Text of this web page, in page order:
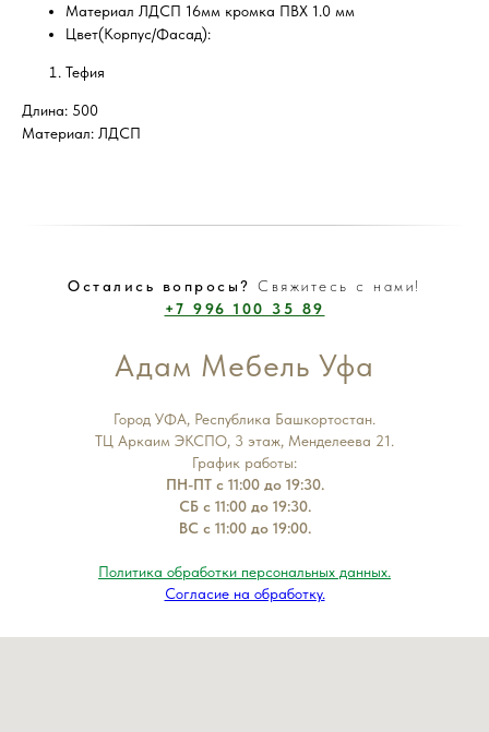
Материал ЛДСП 16мм кромка ПВХ 1.0 мм
Цвет(Корпус/Фасад):
Тефия
Длина: 500
Материал: ЛДСП
Остались вопросы?Свяжитесь с нами!
+7 996 100 35 89
Адам Мебель Уфа
Город УФА, Республика Башкортостан.
ТЦ Аркаим ЭКСПО, 3 этаж, Менделеева 21.
График работы:
ПН-ПТ с 11:00 до 19:30.
СБ с 11:00 до 19:30.
ВС с 11:00 до 19:00.
Политика обработки персональных данных.
Согласие на обработку.